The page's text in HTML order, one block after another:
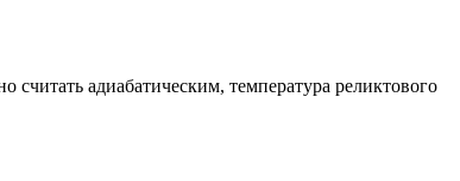
адиабатическим, температура реликтового